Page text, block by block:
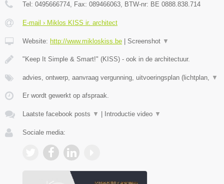
Tel: 0495666774, Fax: 089466063, BTW-nr: BE 0888.838.714
E-mail › Miklos KISS ir. architect
Website: http://www.mikloskiss.be Screenshot ▼
"Keep It Simple & Smart!" (KISS) - ook in de architectuur.
advies, ontwerp, aanvraag vergunning, uitvoeringsplan (lichtplan, ▼
Er wordt gewerkt op afspraak.
Laatste facebook posts ▼ Introductie video ▼
Sociale media: